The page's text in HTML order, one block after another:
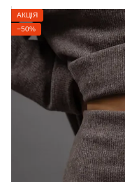
АКЦІЯ
−50%